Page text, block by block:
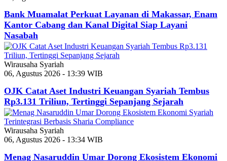
Bank Muamalat Perkuat Layanan di Makassar, Enam
Kantor Cabang dan Kanal Digital Siap Layani
Nasabah
Wirausaha Syariah
06, Agustus 2026 - 13:39 WIB
OJK Catat Aset Industri Keuangan Syariah Tembus
Rp3.131 Triliun, Tertinggi Sepanjang Sejarah
Wirausaha Syariah
06, Agustus 2026 - 13:34 WIB
Menag Nasaruddin Umar Dorong Ekosistem Ekonomi